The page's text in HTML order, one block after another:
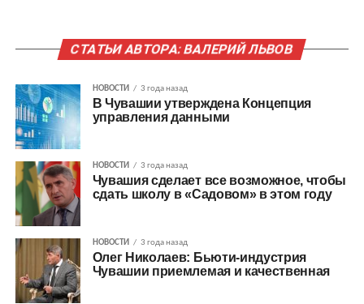
СТАТЬИ АВТОРА: ВАЛЕРИЙ ЛЬВОВ
НОВОСТИ 3 года назад
В Чувашии утверждена Концепция
управления данными
НОВОСТИ 3 года назад
Чувашия сделает все возможное, чтобы
сдать школу в «Садовом» в этом году
НОВОСТИ 3 года назад
Олег Николаев: Бьюти-индустрия
Чувашии приемлемая и качественная